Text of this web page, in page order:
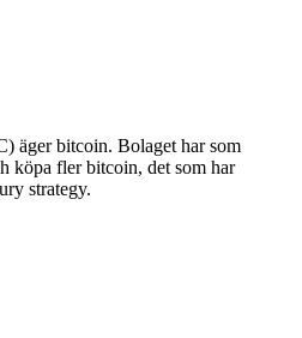
äger bitcoin. Bolaget har som
köpa fler bitcoin, det som har
strategy.